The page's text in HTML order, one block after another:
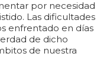
por necesidad
Las dificultades
enfrentado en días
de dicho
de nuestra